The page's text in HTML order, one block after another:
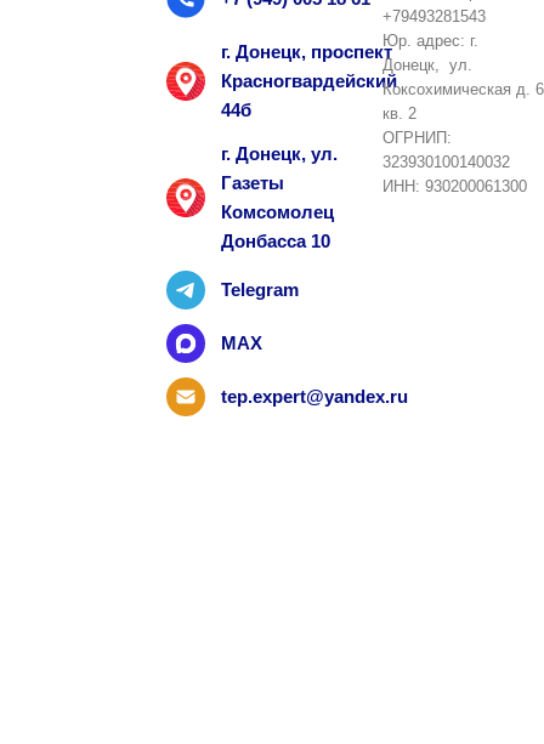
г. Донецк, проспект
Красногвардейский
44б
г. Донецк, ул.
Газеты
Комсомолец
Донбасса 10
Telegram
MAX
tep.expert@yandex.ru
+79493281543
Юр. адрес: г.
Донецк, ул.
Коксохимическая д. 6
кв. 2
ОГРНИП:
323930100140032
ИНН: 930200061300